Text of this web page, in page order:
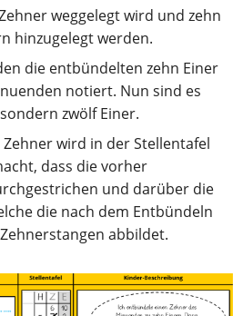
weggelegt wird und zehn
hinzugelegt werden.
die entbündelten zehn Einer
notiert. Nun sind es
zwölf Einer.
wird in der Stellentafel
dass die vorher
und darüber die
die nach dem Entbündeln
abbildet.